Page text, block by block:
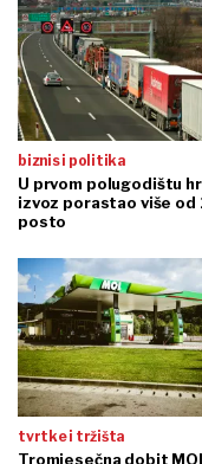
biznis i politika
U prvom polugodištu
izvoz porastao više od
posto
tvrtke i tržišta
Tromjesečna dobit